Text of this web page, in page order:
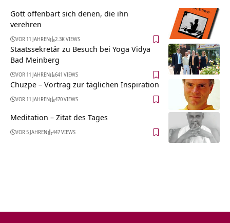
Gott offenbart sich denen, die ihn
verehren
VOR 11 JAHREN 2.3K VIEWS
Staatssekretär zu Besuch bei Yoga Vidya
Bad Meinberg
VOR 11 JAHREN 641 VIEWS
Chuzpe – Vortrag zur täglichen Inspiration
VOR 11 JAHREN 470 VIEWS
Meditation – Zitat des Tages
VOR 5 JAHREN 447 VIEWS